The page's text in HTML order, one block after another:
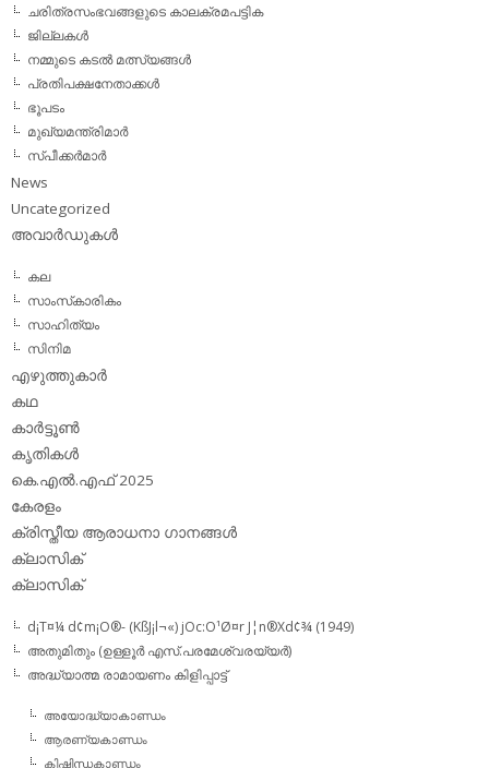
ചരിത്രസംഭവങ്ങളുടെ കാലക്രമപട്ടിക
ജില്ലകള്‍
നമ്മുടെ കടല്‍ മത്സ്യങ്ങള്‍
പ്രതിപക്ഷനേതാക്കള്‍
ഭൂപടം
മുഖ്യമന്ത്രിമാര്‍
സ്പീക്കര്‍മാര്‍
News
Uncategorized
അവാര്‍ഡുകള്‍
കല
സാംസ്‌കാരികം
സാഹിത്യം
സിനിമ
എഴുത്തുകാര്‍
കഥ
കാര്‍ട്ടൂണ്‍
കൃതികള്‍
കെ.എല്‍.എഫ് 2025
കേരളം
ക്രിസ്തീയ ആരാധനാ ഗാനങ്ങള്‍
ക്ലാസിക്‌
ക്ലാസിക്
d¡T¤¼ d¢m¡O®- (KßJ¡l¬«) jOc:O¹Ø¤r J¦n®Xd¢¾ (1949)
അതുമിതും (ഉള്ളൂര്‍ എസ്.പരമേശ്വരയ്യര്‍)
അദ്ധ്യാത്മ രാമായണം കിളിപ്പാട്ട്‌
അയോദ്ധ്യാകാണ്ഡം
ആരണ്യകാണ്ഡം
കിഷ്കിന്ധകാണ്ഡം